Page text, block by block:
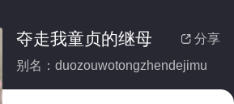
 分享
夺走我童贞的继母
别名：duozouwotongzhendejimu